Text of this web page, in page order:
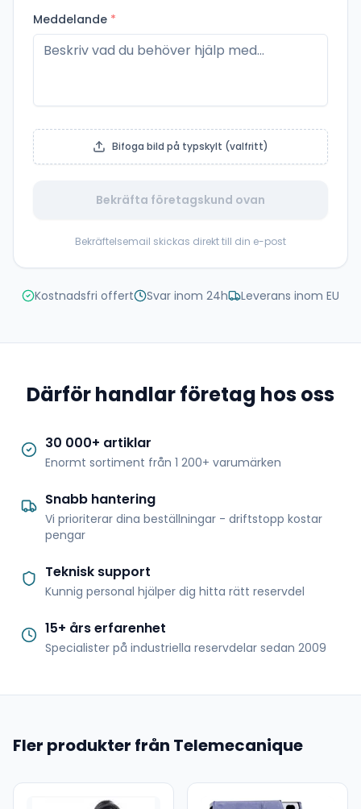
Meddelande *
Bifoga bild på typskylt (valfritt)
Bekräfta företagskund ovan
Bekräftelsemail skickas direkt till din e-post
Kostnadsfri offert Svar inom 24h Leverans inom EU
Därför handlar företag hos oss
30 000+ artiklar
Enormt sortiment från 1 200+ varumärken
Snabb hantering
Vi prioriterar dina beställningar - driftstopp kostar
pengar
Teknisk support
Kunnig personal hjälper dig hitta rätt reservdel
15+ års erfarenhet
Specialister på industriella reservdelar sedan 2009
Fler produkter från Telemecanique